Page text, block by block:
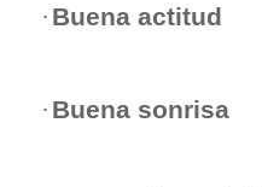
· Buena actitud
· Buena sonrisa